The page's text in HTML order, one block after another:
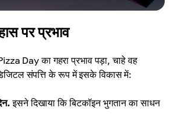
पर प्रभाव
Day का गहरा प्रभाव पड़ा, चाहे वह
संपत्ति के रूप में इसके विकास में:
इसने दिखाया कि बिटकॉइन भुगतान का साधन